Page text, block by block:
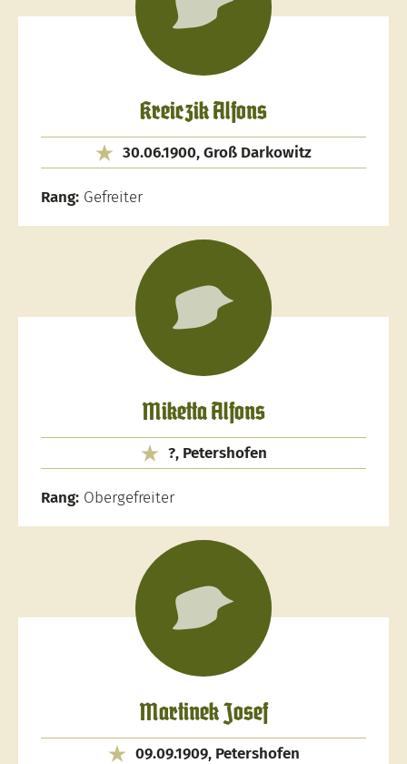
Kreiczik Alfons
30.06.1900, Groß Darkowitz
Rang: Gefreiter
Miketta Alfons
?, Petershofen
Rang: Obergefreiter
Martinek Josef
09.09.1909, Petershofen